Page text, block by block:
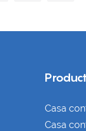
Casa
Casa